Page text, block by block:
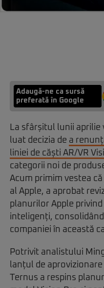
Adaugă-ne ca sursă
preferată în Google
La sfârșitul lunii aprilie
luat decizia de a
liniei de căști AR/VR
categorii noi de
Acum primim vestea că
al Apple, a aprobat
planurilor Apple
inteligenți,
companiei în această
Potrivit analistului
lanțul de aprovizionare
Ternus a respins